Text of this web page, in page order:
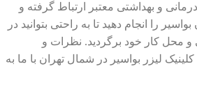
و بهداشتی معتبر ارتباط گرفته و
را انجام دهید تا به راحتی بتوانید در
و محل کار خود برگردید. نظرات و
لیزر بواسیر در شمال تهران با ما به